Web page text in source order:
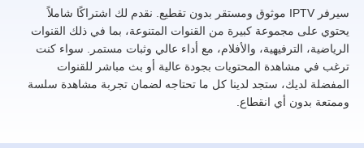
سيرفر IPTV موثوق ومستقر بدون تقطيع. نقدم لك اشتراكًا شاملاً
يحتوي على مجموعة كبيرة من القنوات المتنوعة، بما في ذلك القنوات
الرياضية، الترفيهية، والأفلام، مع أداء عالي وثبات مستمر. سواء كنت
ترغب في مشاهدة المحتويات بجودة عالية أو بث مباشر للقنوات
المفضلة لديك، ستجد لدينا كل ما تحتاجه لضمان تجربة مشاهدة سلسة
وممتعة بدون أي انقطاع.